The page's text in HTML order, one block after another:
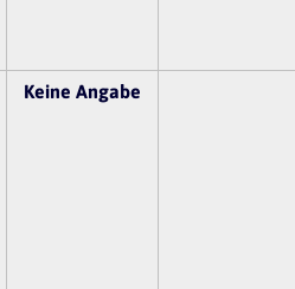
Keine Angabe